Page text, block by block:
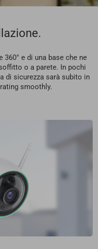
e di una base che ne
o a parete. In pochi
di sicurezza sarà subito in
smoothly.